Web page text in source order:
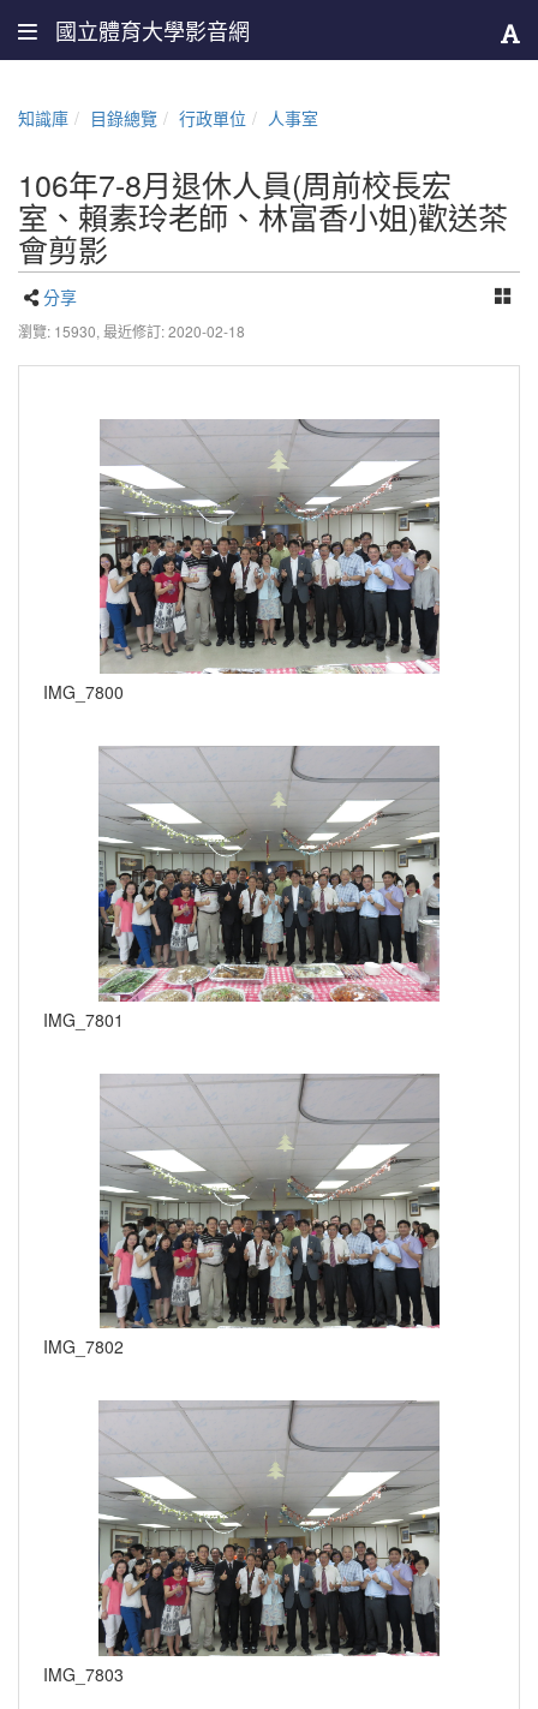
國立體育大學影音網
知識庫 目錄總覽 行政單位 人事室
106年7-8月退休人員(周前校長宏
室、賴素玲老師、林富香小姐)歡送茶
會剪影
分享
瀏覽: 15930, 最近修訂: 2020-02-18
IMG_7800
IMG_7801
IMG_7802
IMG_7803